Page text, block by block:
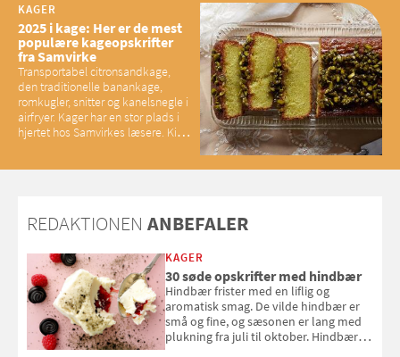
KAGER
2025 i kage: Her er de mest
populære kageopskrifter
fra Samvirke
Transportabel citronsandkage,
den traditionelle banankage,
romkugler, snitter og kanelsnegle i
airfryer. Kager har en stor plads i
hjertet hos Samvirkes læsere. Kig
REDAKTIONEN ANBEFALER
KAGER
30 søde opskrifter med hindbær
Hindbær frister med en liflig og
aromatisk smag. De vilde hindbær er
små og fine, og sæsonen er lang med
plukning fra juli til oktober. Hindbær